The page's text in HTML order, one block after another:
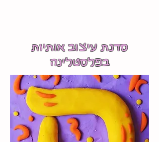
סדנת עיצוב אותיות
בפלסטלינה